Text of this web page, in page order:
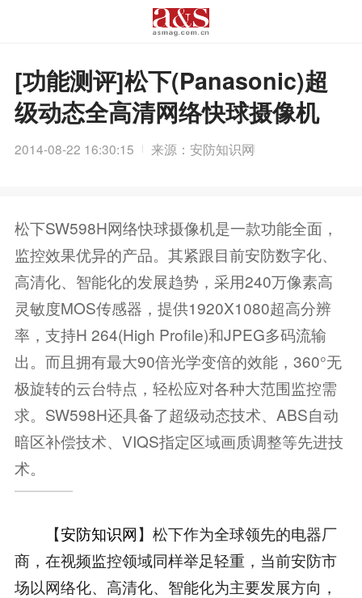
[功能测评]松下(Panasonic)超
级动态全高清网络快球摄像机
2014-08-22 16:30:15 来源：安防知识网
松下SW598H网络快球摄像机是一款功能全面，
监控效果优异的产品。其紧跟目前安防数字化、
高清化、智能化的发展趋势，采用240万像素高
灵敏度MOS传感器，提供1920X1080超高分辨
率，支持H 264(High Profile)和JPEG多码流输
出。而且拥有最大90倍光学变倍的效能，360°无
极旋转的云台特点，轻松应对各种大范围监控需
求。SW598H还具备了超级动态技术、ABS自动
暗区补偿技术、VIQS指定区域画质调整等先进技
术。
【安防知识网】松下作为全球领先的电器厂
商，在视频监控领域同样举足轻重，当前安防市
场以网络化、高清化、智能化为主要发展方向，